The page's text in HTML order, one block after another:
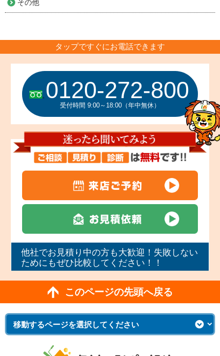
その他
タップですぐにお電話できます
0120-272-800
受付時間 9:00～18:00（年中無休）
他社でお見積り中の方も大歓迎！失敗しない
ためにもぜひ比較してください！！
このページの先頭へ戻る